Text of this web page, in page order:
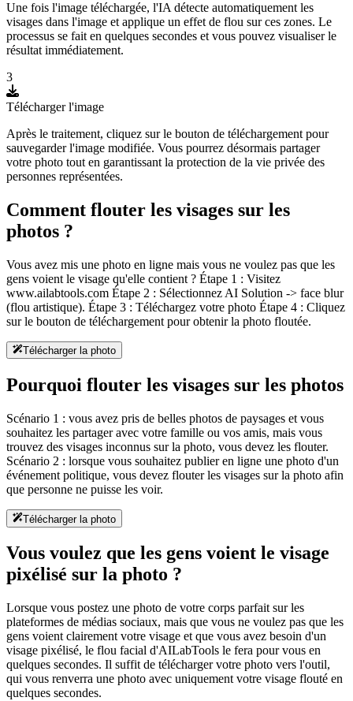
Une fois l'image téléchargée, l'IA détecte automatiquement les
visages dans l'image et applique un effet de flou sur ces zones. Le
processus se fait en quelques secondes et vous pouvez visualiser le
résultat immédiatement.
3
Télécharger l'image
Après le traitement, cliquez sur le bouton de téléchargement pour
sauvegarder l'image modifiée. Vous pourrez désormais partager
votre photo tout en garantissant la protection de la vie privée des
personnes représentées.
Comment flouter les visages sur les
photos ?
Vous avez mis une photo en ligne mais vous ne voulez pas que les
gens voient le visage qu'elle contient ? Étape 1 : Visitez
www.ailabtools.com Étape 2 : Sélectionnez AI Solution -> face blur
(flou artistique). Étape 3 : Téléchargez votre photo Étape 4 : Cliquez
sur le bouton de téléchargement pour obtenir la photo floutée.
Télécharger la photo
Pourquoi flouter les visages sur les photos
Scénario 1 : vous avez pris de belles photos de paysages et vous
souhaitez les partager avec votre famille ou vos amis, mais vous
trouvez des visages inconnus sur la photo, vous devez les flouter.
Scénario 2 : lorsque vous souhaitez publier en ligne une photo d'un
événement politique, vous devez flouter les visages sur la photo afin
que personne ne puisse les voir.
Télécharger la photo
Vous voulez que les gens voient le visage
pixélisé sur la photo ?
Lorsque vous postez une photo de votre corps parfait sur les
plateformes de médias sociaux, mais que vous ne voulez pas que les
gens voient clairement votre visage et que vous avez besoin d'un
visage pixélisé, le flou facial d'AILabTools le fera pour vous en
quelques secondes. Il suffit de télécharger votre photo vers l'outil,
qui vous renverra une photo avec uniquement votre visage flouté en
quelques secondes.